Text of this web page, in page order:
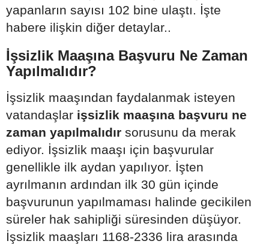
yapanların sayısı 102 bine ulaştı. İşte
habere ilişkin diğer detaylar..
İşsizlik Maaşına Başvuru Ne Zaman
Yapılmalıdır?
İşsizlik maaşından faydalanmak isteyen
vatandaşlar işsizlik maaşına başvuru ne
zaman yapılmalıdır sorusunu da merak
ediyor. İşsizlik maaşı için başvurular
genellikle ilk aydan yapılıyor. İşten
ayrılmanın ardından ilk 30 gün içinde
başvurunun yapılmaması halinde gecikilen
süreler hak sahipliği süresinden düşüyor.
İşsizlik maaşları 1168-2336 lira arasında